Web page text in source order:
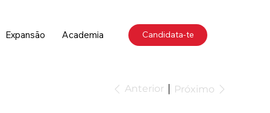
Expansão Academia Candidata-te
Anterior Próximo